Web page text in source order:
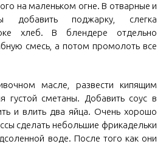
на маленьком огне. В отварные и
добавить поджарку, слегка
хлеб. В блендере отдельно
смесь, а потом промолоть все
масле, развести кипящим
густой сметаны. Добавить соус в
и влить два яйца. Очень хорошо
сделать небольшие фрикадельки
воде. После того как они